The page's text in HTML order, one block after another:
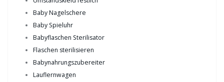
Baby Nagelschere
Baby Spieluhr
Babyflaschen Sterilisator
Flaschen sterilisieren
Babynahrungszubereiter
Lauflernwagen